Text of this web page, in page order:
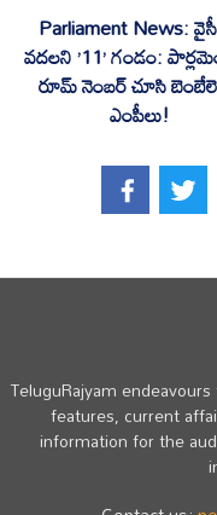
Parliament News:
వదలని ’11’ గండం:
రూమ్ నెంబర్ చూసి
ఎంపీలు!
TeluguRajyam
features, current
information for the